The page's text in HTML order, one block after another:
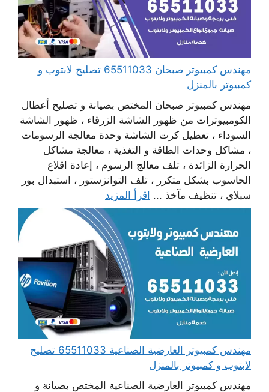
مهندس كمبيوتر صبحان 65511033 تصليح لابتوب و
كمبيوتر بالمنزل
مهندس كمبيوتر صبحان المختص بصيانة و تصليح أعطال
الكومبيوترات من ظهور الشاشة الزرقاء ، ظهور الشاشة
السوداء ، تعطيل كرت الشاشة وحدة معالجة الرسومات
، مشاكل وحدات الطاقة و التغذية ، معالجة مشاكل
الحرارة الزائدة ، تلف معالج الرسوم ، إعادة اقلاع
الحاسوب بشكل متكرر ، تلف التوانزستور ، استبدال بور
سبلاي ، تنظيف مآخذ ... اقرأ المزيد
مهندس كمبيوتر العارضية الصناعية 65511033 تصليح
لابتوب و كمبيوتر بالمنزل
مهندس كمبيوتر العارضية الصناعية المختص بصيانة و